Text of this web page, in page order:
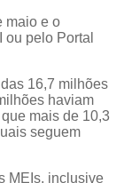
maio e o
pelo Portal
16,7 milhões
haviam
mais de 10,3
seguem
MEIs, inclusive